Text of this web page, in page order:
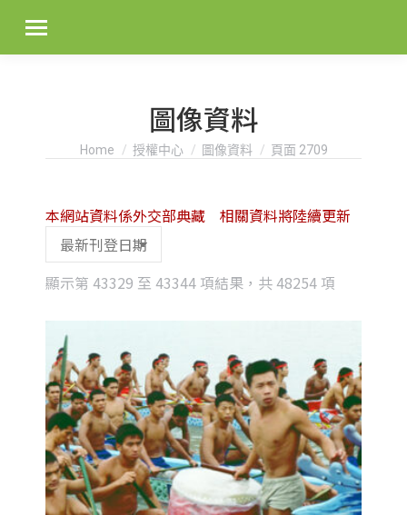
圖像資料
You are here:
Home 授權中心 圖像資料 頁面 2709
顯示第 43329 至 43344 項結果，共 48254 項
latest
本網站資料係外交部典藏 相關資料將陸續更新